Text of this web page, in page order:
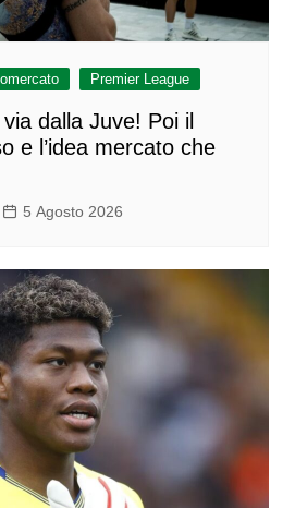
Premier League
dalla Juve! Poi il
e l’idea mercato che
5 Agosto 2026